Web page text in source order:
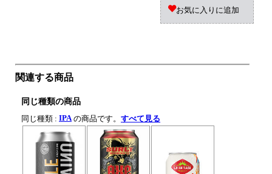
お気に入りに追加
関連する商品
同じ種類の商品
同じ種類 : IPAの商品です。 すべて見る